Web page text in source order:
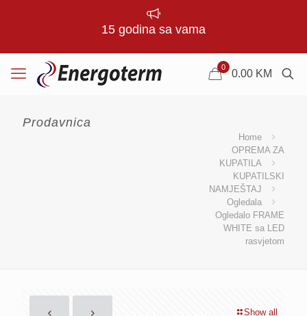
15 godina sa vama
0
0.00 KM
Prodavnica
Home
OPREMA ZA
KUPATILA
KUPATILSKI
NAMJEŠTAJ
Ogledala
Ogledalo FRAME
WHITE sa LED
rasvjetom
Show all